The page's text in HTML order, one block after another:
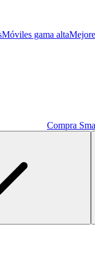
Móviles gama alta
Compra